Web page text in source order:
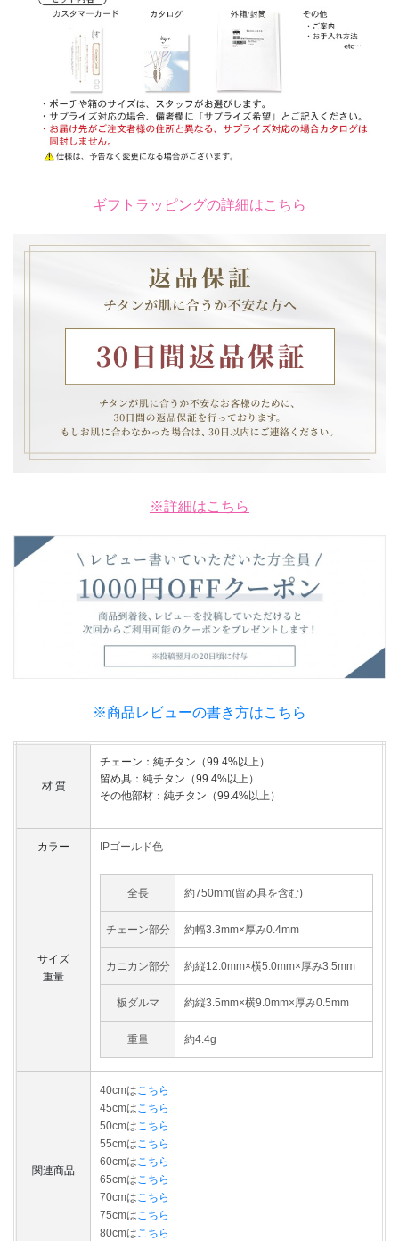
ギフトラッピングの詳細はこちら
※詳細はこちら
※商品レビューの書き方はこちら
材 質
チェーン：純チタン（99.4%以上）
留め具：純チタン（99.4%以上）
その他部材：純チタン（99.4%以上）
カラー IPゴールド色
サイズ
重量
全長 約750mm(留め具を含む)
チェーン部分 約幅3.3mm×厚み0.4mm
カニカン部分 約縦12.0mm×横5.0mm×厚み3.5mm
板ダルマ 約縦3.5mm×横9.0mm×厚み0.5mm
重量 約4.4g
関連商品
40cmはこちら
45cmはこちら
50cmはこちら
55cmはこちら
60cmはこちら
65cmはこちら
70cmはこちら
75cmはこちら
80cmはこちら